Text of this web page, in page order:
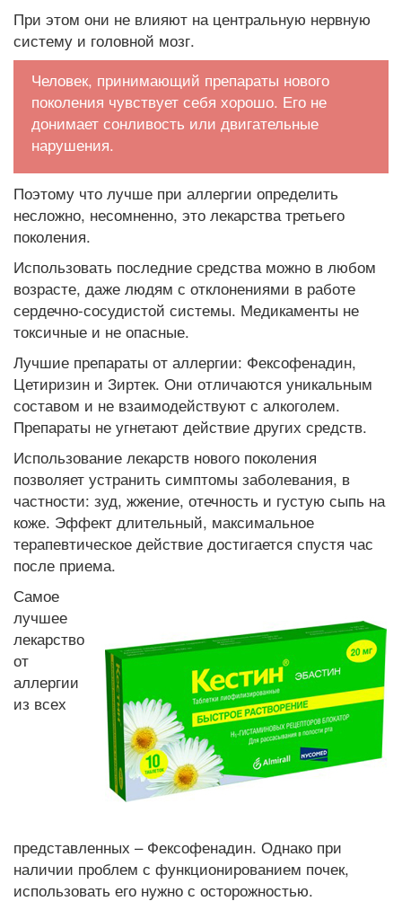
При этом они не влияют на центральную нервную
систему и головной мозг.
Человек, принимающий препараты нового
поколения чувствует себя хорошо. Его не
донимает сонливость или двигательные
нарушения.
Поэтому что лучше при аллергии определить
несложно, несомненно, это лекарства третьего
поколения.
Использовать последние средства можно в любом
возрасте, даже людям с отклонениями в работе
сердечно-сосудистой системы. Медикаменты не
токсичные и не опасные.
Лучшие препараты от аллергии: Фексофенадин,
Цетиризин и Зиртек. Они отличаются уникальным
составом и не взаимодействуют с алкоголем.
Препараты не угнетают действие других средств.
Использование лекарств нового поколения
позволяет устранить симптомы заболевания, в
частности: зуд, жжение, отечность и густую сыпь на
коже. Эффект длительный, максимальное
терапевтическое действие достигается спустя час
после приема.
Самое
лучшее
лекарство
от
аллергии
из всех
представленных – Фексофенадин. Однако при
наличии проблем с функционированием почек,
использовать его нужно с осторожностью.